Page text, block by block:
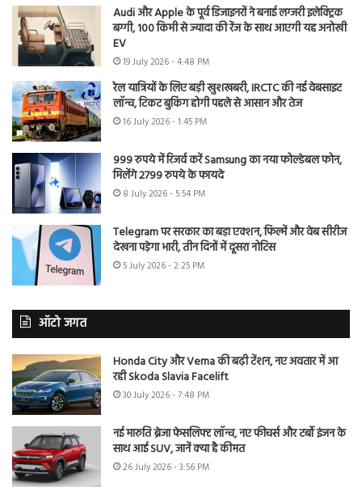
Audi और Apple के पूर्व डिजाइनरों ने बनाई लग्जरी इलेक्ट्रिक
बग्गी, 100 किमी से ज्यादा की रेंज के साथ आएगी यह अनोखी
EV
19 July 2026 - 4:48 PM
रेल यात्रियों के लिए बड़ी खुशखबरी, IRCTC की नई वेबसाइट
लॉन्च, टिकट बुकिंग होगी पहले से आसान और तेज
16 July 2026 - 1:45 PM
999 रुपये में रिजर्व करें Samsung का नया फोल्डेबल फोन,
मिलेंगे 2799 रुपये के फायदे
8 July 2026 - 5:54 PM
Telegram पर सरकार का बड़ा एक्शन, फिल्में और वेब सीरीज
देखना पड़ेगा भारी, तीन दिनों में दूसरा नोटिस
5 July 2026 - 2:25 PM
ऑटो जगत
Honda City और Verna की बढ़ी टेंशन, नए अवतार में आ
रही Skoda Slavia Facelift
30 July 2026 - 7:48 PM
नई मारुति ब्रेजा फेसलिफ्ट लॉन्च, नए फीचर्स और टर्बो इंजन के
साथ आई SUV, जानें क्या है कीमत
26 July 2026 - 3:56 PM